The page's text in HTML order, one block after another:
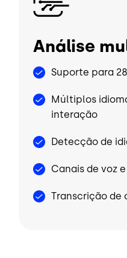
Análise
Suporte para
Múltiplos
interação
Detecção de
Canais de voz
Transcrição de